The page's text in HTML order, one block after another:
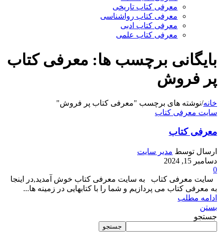
معرفی کتاب تاریخی
معرفی کتاب رواشناسی
معرفی کتاب ادبی
معرفی کتاب علمی
بایگانی برچسب ها: معرفی کتاب
پر فروش
خانه/نوشته های برچسب "معرفی کتاب پر فروش"
سایت معرفی کتاب
معرفی کتاب
ارسال توسط مدیر سایت
دسامبر 15, 2024
0
سایت معرفی کتاب به سایت معرفی کتاب خوش آمدید,در اینجا
به معرفی کتاب می پردازیم و شما را با کتابهایی در زمینه ها...
ادامه مطلب
بستن
جستجو
جستجو